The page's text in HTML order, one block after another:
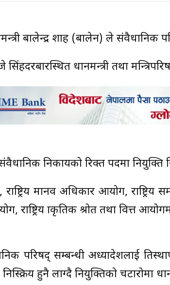
बालेन्द्र शाह (बालेन) ले
प्रधानमन्त्री तथा
निकायको रिक्त पदमा नियुक्ति
राष्ट्रिय मानव अधिकार आयोग,
राष्ट्रिय प्राकृतिक श्रोत तथा वित्त
परिषद् सम्बन्धी अध्यादेशलाई
हुनै लाग्दै नियुक्तिको चटारोमा